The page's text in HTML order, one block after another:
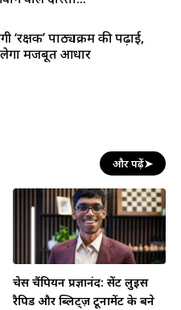
‘रक्षक’ पाठ्यक्रम की पढ़ाई,
मजबूत आधार
और पढ़ें➤
चेस चैंपियन प्रज्ञानंद: सेंट लुइस
रैपिड और ब्लिट्ज़ टूर्नामेंट के बने